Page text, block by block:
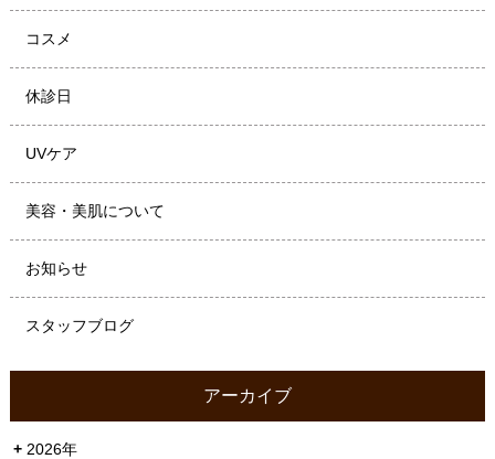
コスメ
休診日
UVケア
美容・美肌について
お知らせ
スタッフブログ
アーカイブ
2026年